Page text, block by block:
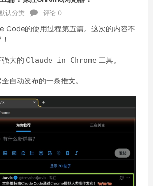
认分类 评论 0
Code的使用过程第五篇。这次的内容不
大的 Claude in Chrome 工具。
自动发布的一条推文。